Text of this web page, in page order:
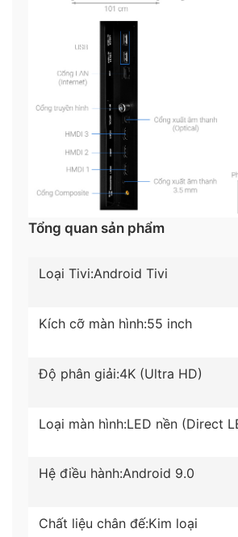
Tái tạo màu sắc rực rỡ với công
Chiếctivi Casper
được trang bị
4K HDR với khả năng tái tạo,
phản giữa vùng sáng và khoảng
hình đem đến cho bạn trải nghiệm
ảnh có màu sắc rực rỡ, chi tiết.
Thưởng thức hình ảnh trên màn
Tivi sử dụng công nghệ Super
Tổng quan sản phẩm
Loại Tivi:Android Tivi
Kích cỡ màn hình:55 inch
Độ phân giải:4K (Ultra HD)
Loại màn hình:LED nền (Direct
Hệ điều hành:Android 9.0
Chất liệu chân đế:Kim loại